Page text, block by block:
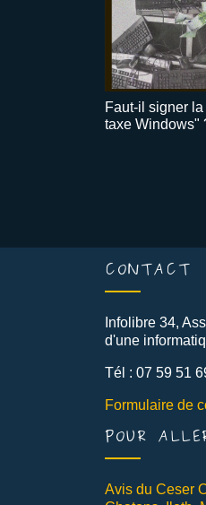
Faut-il signer
taxe Windows"
CONTACT
Infolibre 34,
d'une
Tél : 07 59 51
Formulaire de
POUR
Avis du Ceser